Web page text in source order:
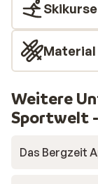
Skikurse
Material
Weitere
Sportwelt
Das Bergzeit